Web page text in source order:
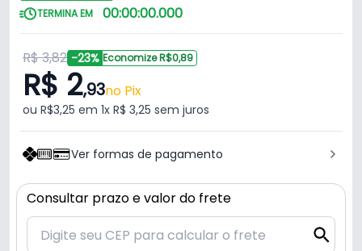
TERMINA EM 00:00:00.000
R$ 3,82 -23% Economize R$0,89
R$ 2,93no Pix
ou R$3,25 em 1x R$ 3,25 sem juros
Ver formas de pagamento
Consultar prazo e valor do frete